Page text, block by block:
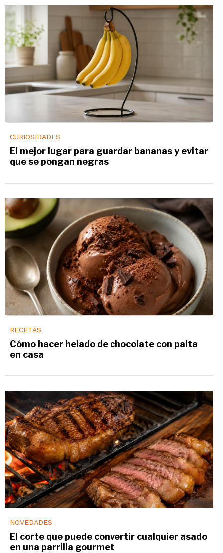
CURIOSIDADES
El mejor lugar para guardar bananas y evitar
que se pongan negras
RECETAS
Cómo hacer helado de chocolate con palta
en casa
NOVEDADES
El corte que puede convertir cualquier asado
en una parrilla gourmet